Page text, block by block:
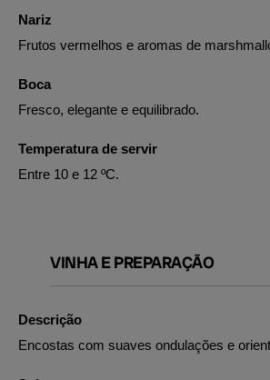
Nariz
Frutos vermelhos e aromas de
Boca
Fresco, elegante e equilibrado.
Temperatura de servir
Entre 10 e 12 ºC.
VINHA E PREPARAÇÃO
Descrição
Encostas com suaves ondulações e